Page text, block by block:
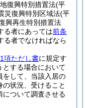
復興特別措置法(平
災復興特別区域法(平
興再生特別措置法
る者にあっては前条
る者でなければなら
項ただし書に規定す
とする場合において
をして、当該入居の
状況、受けること
について調査させる